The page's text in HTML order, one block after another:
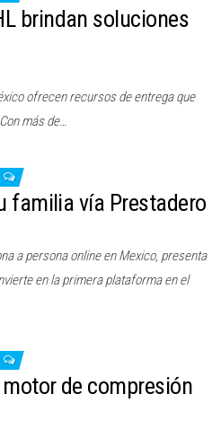
brindan soluciones
ofrecen recursos de entrega que
más de…
familia vía Prestadero
a persona online en Mexico, presenta
en la primera plataforma en el
de compresión